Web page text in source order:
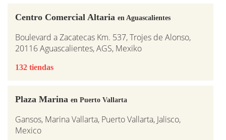
Centro Comercial Altaria en Aguascalientes
Boulevard a Zacatecas Km. 537, Trojes de Alonso,
20116 Aguascalientes, AGS, Mexiko
132 tiendas
Plaza Marina en Puerto Vallarta
Gansos, Marina Vallarta, Puerto Vallarta, Jalisco,
Mexico